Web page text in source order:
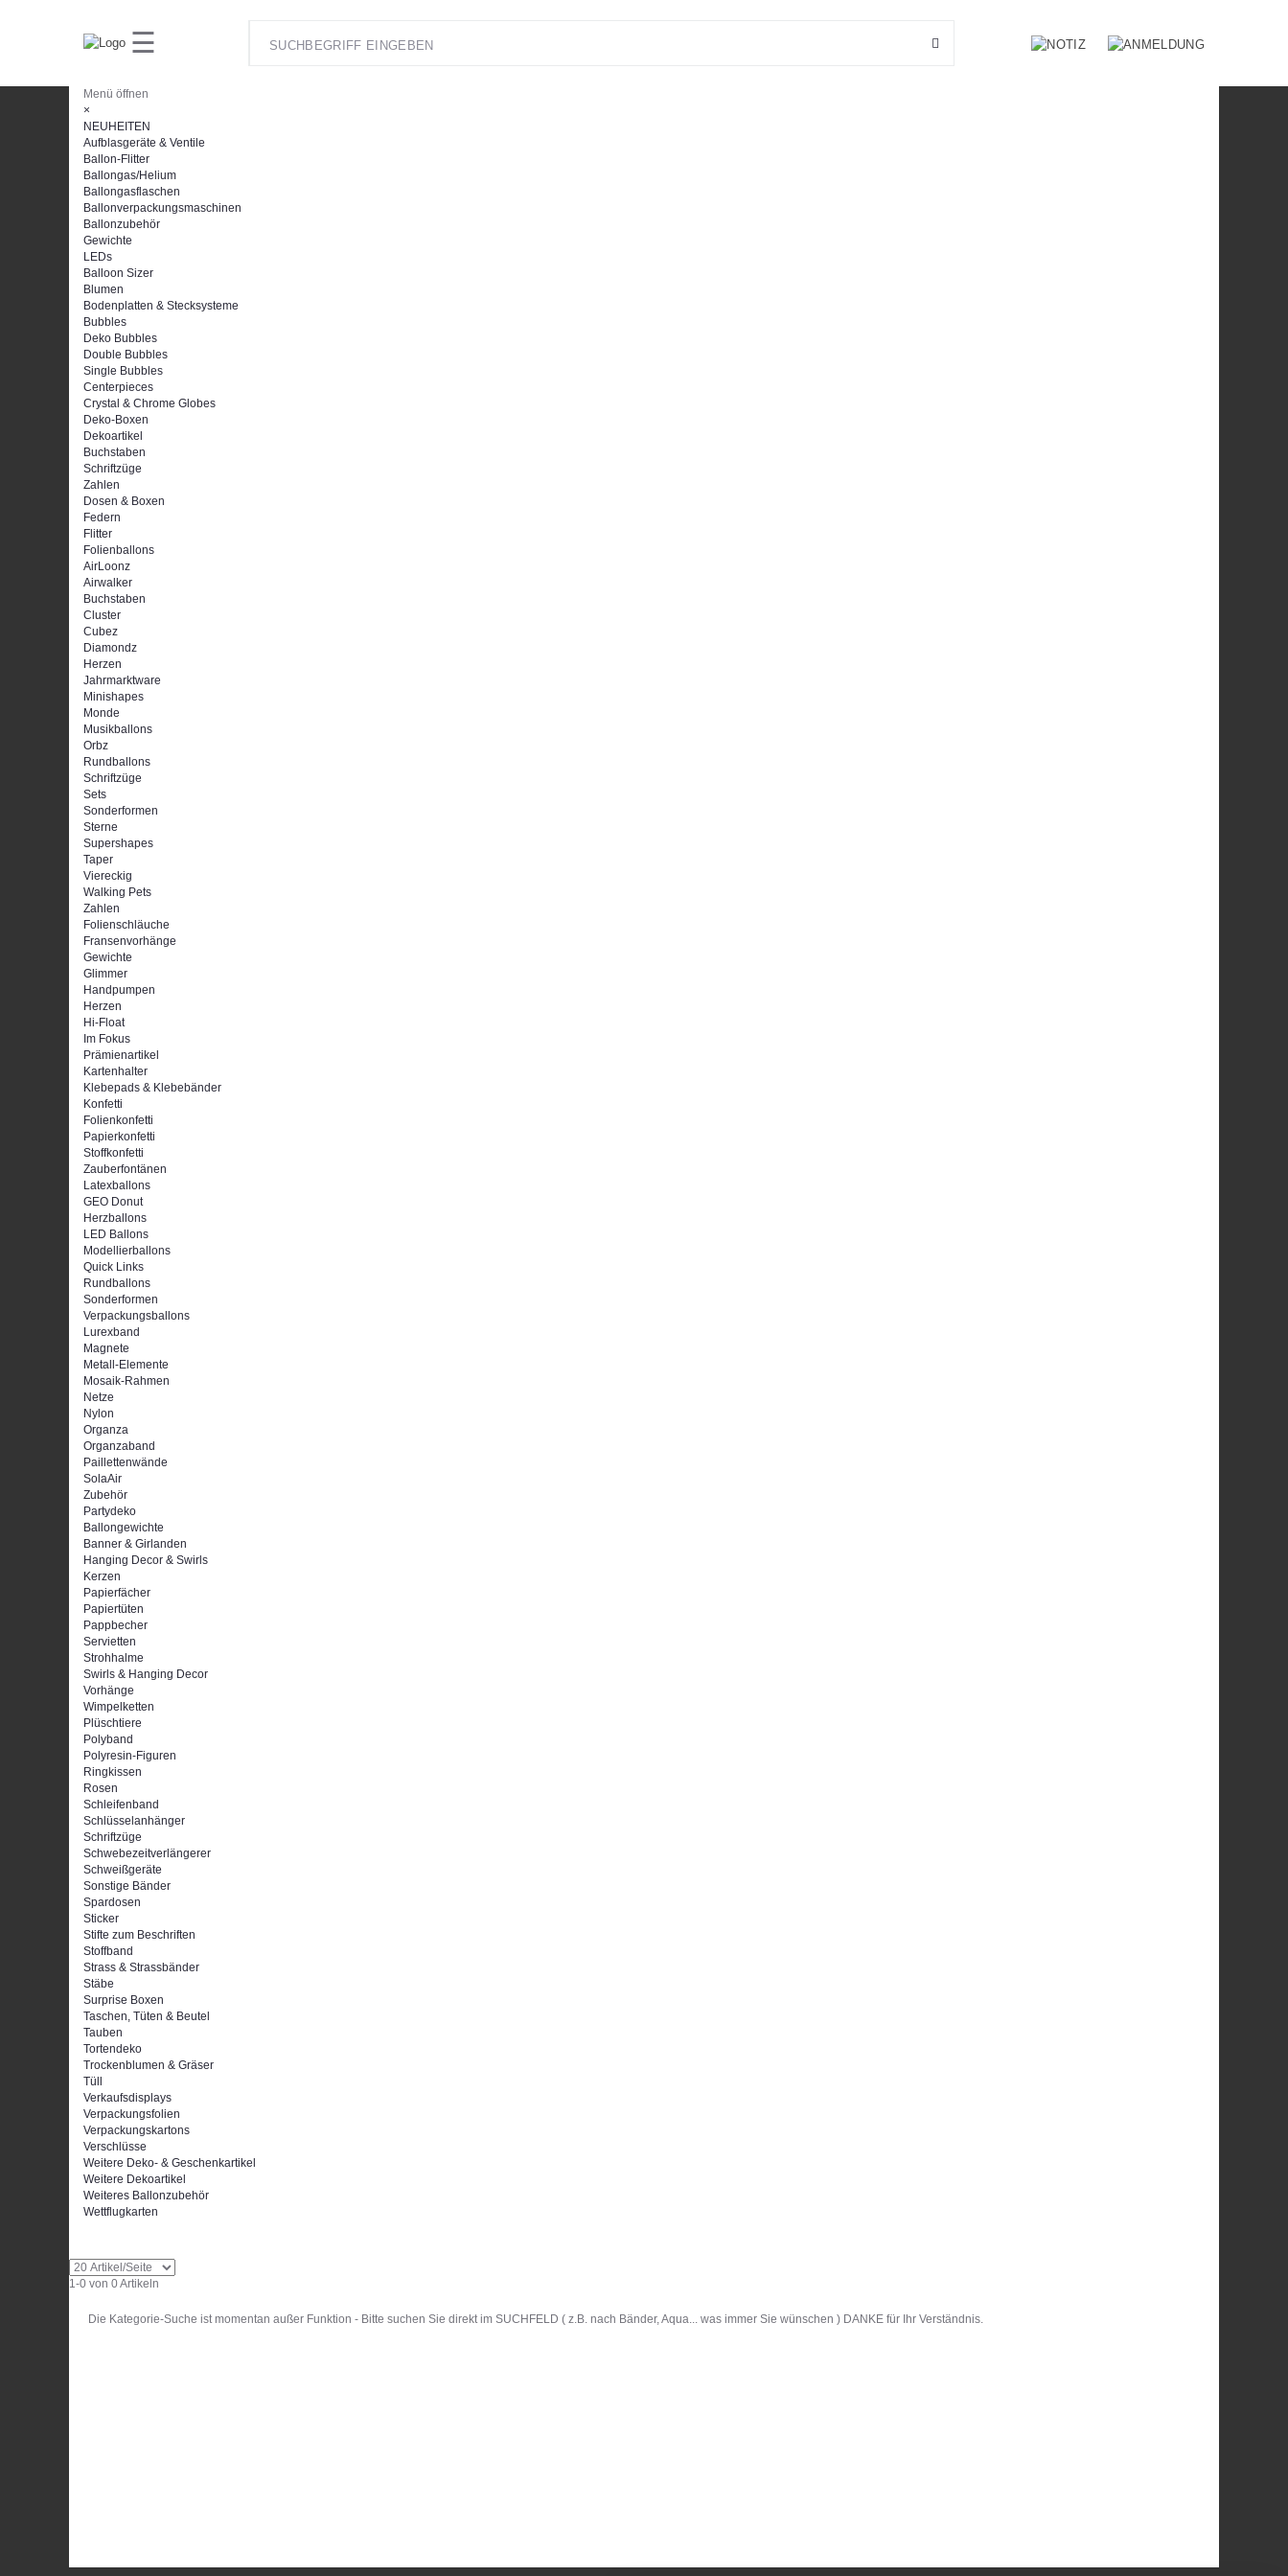
☰
Menü öffnen
×
NEUHEITEN
Aufblasgeräte & Ventile
Ballon-Flitter
Ballongas/Helium
Ballongasflaschen
Ballonverpackungsmaschinen
Ballonzubehör
Gewichte
LEDs
Balloon Sizer
Blumen
Bodenplatten & Stecksysteme
Bubbles
Deko Bubbles
Double Bubbles
Single Bubbles
Centerpieces
Crystal & Chrome Globes
Deko-Boxen
Dekoartikel
Buchstaben
Schriftzüge
Zahlen
Dosen & Boxen
Federn
Flitter
Folienballons
AirLoonz
Airwalker
Buchstaben
Cluster
Cubez
Diamondz
Herzen
Jahrmarktware
Minishapes
Monde
Musikballons
Orbz
Rundballons
Schriftzüge
Sets
Sonderformen
Sterne
Supershapes
Taper
Viereckig
Walking Pets
Zahlen
Folienschläuche
Fransenvorhänge
Gewichte
Glimmer
Handpumpen
Herzen
Hi-Float
Im Fokus
Prämienartikel
Kartenhalter
Klebepads & Klebebänder
Konfetti
Folienkonfetti
Papierkonfetti
Stoffkonfetti
Zauberfontänen
Latexballons
GEO Donut
Herzballons
LED Ballons
Modellierballons
Quick Links
Rundballons
Sonderformen
Verpackungsballons
Lurexband
Magnete
Metall-Elemente
Mosaik-Rahmen
Netze
Nylon
Organza
Organzaband
Paillettenwände
SolaAir
Zubehör
Partydeko
Ballongewichte
Banner & Girlanden
Hanging Decor & Swirls
Kerzen
Papierfächer
Papiertüten
Pappbecher
Servietten
Strohhalme
Swirls & Hanging Decor
Vorhänge
Wimpelketten
Plüschtiere
Polyband
Polyresin-Figuren
Ringkissen
Rosen
Schleifenband
Schlüsselanhänger
Schriftzüge
Schwebezeitverlängerer
Schweißgeräte
Sonstige Bänder
Spardosen
Sticker
Stifte zum Beschriften
Stoffband
Strass & Strassbänder
Stäbe
Surprise Boxen
Taschen, Tüten & Beutel
Tauben
Tortendeko
Trockenblumen & Gräser
Tüll
Verkaufsdisplays
Verpackungsfolien
Verpackungskartons
Verschlüsse
Weitere Deko- & Geschenkartikel
Weitere Dekoartikel
Weiteres Ballonzubehör
Wettflugkarten
1-0 von 0 Artikeln
Die Kategorie-Suche ist momentan außer Funktion - Bitte suchen Sie direkt im SUCHFELD ( z.B. nach Bänder, Aqua... was immer Sie wünschen ) DANKE für Ihr Verständnis.